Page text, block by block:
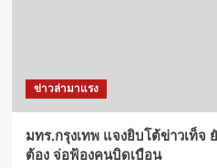
ข่าวล่ามาแรง
มทร.กรุงเทพ แจงยิบโต้ข่าวเท็จ
ต้อง จ่อฟ้องคนบิดเบือน